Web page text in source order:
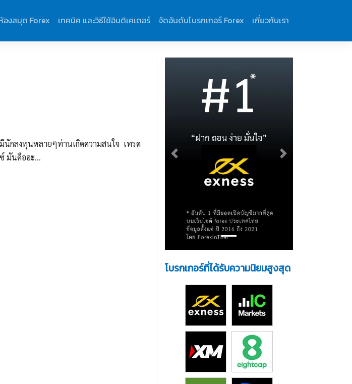
องสมุด Forex เทคนิค และวิธีใช้อินดิเคเตอร์ จัดอันดับโบรกเกอร์ Forex เกี่ยวกับเรา
นักลงทุนหลายๆท่านเกิดความสนใจ เทรด
มันคืออะ...
Previous Next
โบรกเกอร์ที่ได้รับความนิยมสูงสุด